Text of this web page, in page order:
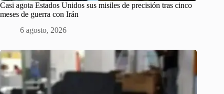
Casi agota Estados Unidos sus misiles de precisión tras cinco
meses de guerra con Irán
6 agosto, 2026